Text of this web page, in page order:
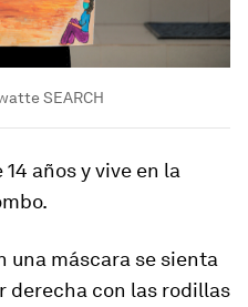
SEARCH
años y vive en la
una máscara se sienta
derecha con las rodillas